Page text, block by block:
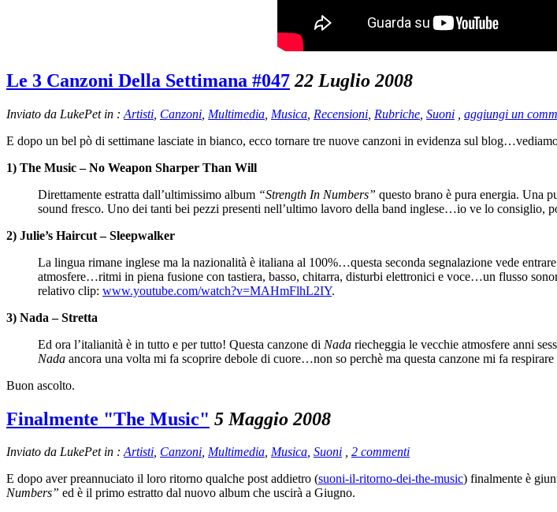
Le 3 Canzoni Della Settimana #047 22 Luglio 2008
Inviato da LukePet in : Artisti Canzoni Multimedia Musica Recensioni Rubriche Suoni
aggiungi un
E dopo un bel pò di settimane lasciate in bianco, ecco tornare tre nuove canzoni in evidenza sul
1) The Music – No Weapon Sharper Than Will
Direttamente estratta dall’ultimissimo album “Strength In Numbers” questo brano è pura energia. Una
sound fresco. Uno dei tanti bei pezzi presenti nell’ultimo lavoro della band inglese…io ve lo consiglio,
2) Julie’s Haircut – Sleepwalker
La lingua rimane inglese ma la nazionalità è italiana al 100%…questa seconda segnalazione vede
atmosfere…ritmi in piena fusione con tastiera, basso, chitarra, disturbi elettronici e voce…un flusso
relativo clip: www.youtube.com/watch?v=MAHmFlhL2IY.
3) Nada – Stretta
Ed ora l’italianità è in tutto e per tutto! Questa canzone di Nada riecheggia le vecchie atmosfere anni
Nada ancora una volta mi fa scoprire debole di cuore…non so perchè ma questa canzone mi fa respirare
Buon ascolto.
Finalmente "The Music" 5 Maggio 2008
Inviato da LukePet in :Artisti, Canzoni, Multimedia, Musica, Suoni , 2 commenti
E dopo aver preannuciato il loro ritorno qualche post addietro (suoni-il-ritorno-dei-the-music) finalmente è
Numbers” ed è il primo estratto dal nuovo album che uscirà a Giugno.